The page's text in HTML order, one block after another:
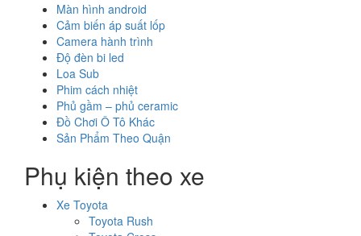
Màn hình android
Cảm biến áp suất lốp
Camera hành trình
Độ đèn bi led
Loa Sub
Phim cách nhiệt
Phủ gầm – phủ ceramic
Đồ Chơi Ô Tô Khác
Sản Phẩm Theo Quận
Phụ kiện theo xe
Xe Toyota
Toyota Rush